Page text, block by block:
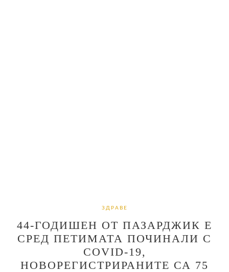
ЗДРАВЕ
44-ГОДИШЕН ОТ ПАЗАРДЖИК Е
СРЕД ПЕТИМАТА ПОЧИНАЛИ С
COVID-19,
НОВОРЕГИСТРИРАНИТЕ СА 75